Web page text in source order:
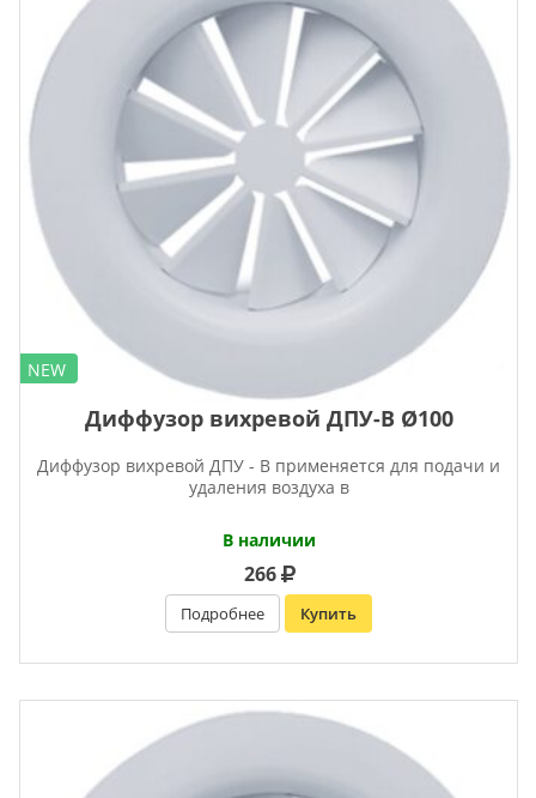
NEW
Диффузор вихревой ДПУ-В Ø100
Диффузор вихревой ДПУ - В применяется для подачи и
удаления воздуха в
В наличии
266
Подробнее Купить